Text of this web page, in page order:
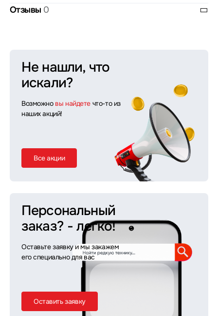
Отзывы 0
Не нашли, что
искали?
Возможно вы найдете что-то из
наших акций!
Все акции
Персональный
заказ? - легко!
Оставьте заявку и мы закажем
его специально для вас
Оставить заявку